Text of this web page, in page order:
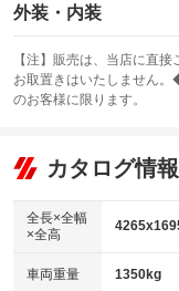
エアバッグ：運転席/助
：装備あり
：装備あり
サンルーフ
：装備なし
リフトアップ
：装備なし
：装備なし
パワーウィンドウ
アイドリングストップ
：装備あり
外装・内装
カーナビ：メモリー
：装備あり
TV：フルセグ
：装備あり
ビジュアル：-／DVD
：装備あり
アルミホイール：アル
：装備あり
【注】販売は、当店に直
お取置きはいたしません
のお客様に限ります。
カタログ情
全長×全幅
×全高
車両重量 1350kg